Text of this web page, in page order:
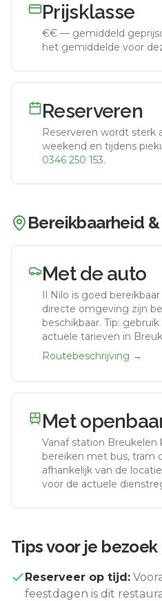
Prijsklasse
€€ — gemiddeld
het gemiddelde voor
Reserveren
Reserveren wordt sterk
weekend en tijdens
0346 250 153.
Bereikbaarheid
Met de auto
Il Nilo is goed
directe omgeving zijn
beschikbaar. Tip:
actuele tarieven in
Routebeschrijving →
Met
Vanaf station Breukelen
bereiken met bus, tram
afhankelijk van de
voor de actuele
Tips voor je bezoek
Reserveer op tijd:
feestdagen is dit